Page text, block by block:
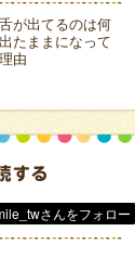
が出てるのは何
たままになって
由